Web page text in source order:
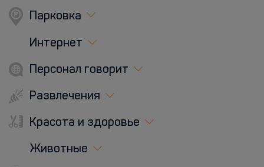
Парковка
Интернет
Персонал говорит
Развлечения
Красота и здоровье
Животные